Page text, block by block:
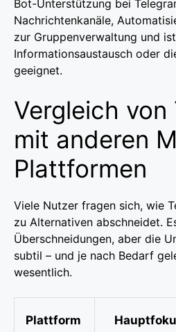
Bot-Unterstützung bei
Nachrichtenkanäle,
zur Gruppenverwaltung und
Informationsaustausch oder
geeignet.
Vergleich von
mit anderen
Plattformen
Viele Nutzer fragen sich, wie
zu Alternativen abschneidet.
Überschneidungen, aber die
subtil – und je nach Bedarf
wesentlich.
Plattform